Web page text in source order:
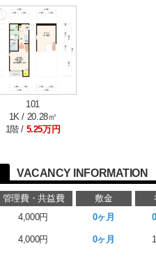
101
1K / 20.28㎡
1階 / 5.25万円
VACANCY INFORMATION
管理費・共益費 敷金
4,000円 0ヶ月
4,000円 0ヶ月